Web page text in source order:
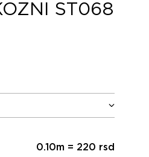
ST068
0.10m = 220 rsd